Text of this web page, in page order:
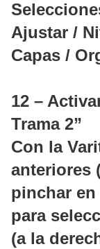
Ajustar /
Capas /
12 –
Trama 2”
Con la
anteriores
pinchar en
para
(a la